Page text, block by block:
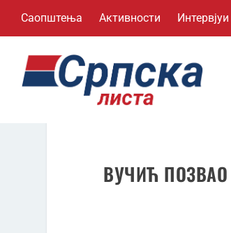
Саопштења Активности Интервјуи
ВУЧИЋ ПОЗВАО